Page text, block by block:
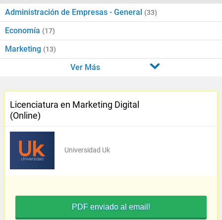
Administración de Empresas - General (33)
Economía (17)
Marketing (13)
Ver Más
Licenciatura en Marketing Digital
(Online)
Universidad Uk
PDF enviado al email!